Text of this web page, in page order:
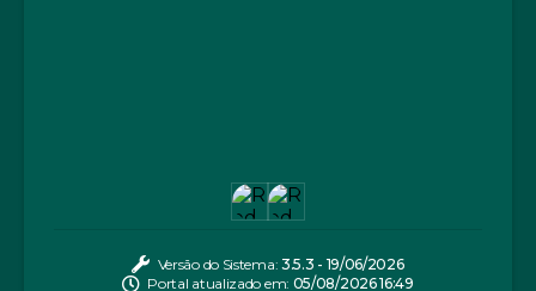
Versão do Sistema: 3.5.3 - 19/06/2026
Portal atualizado em: 05/08/2026 16:49